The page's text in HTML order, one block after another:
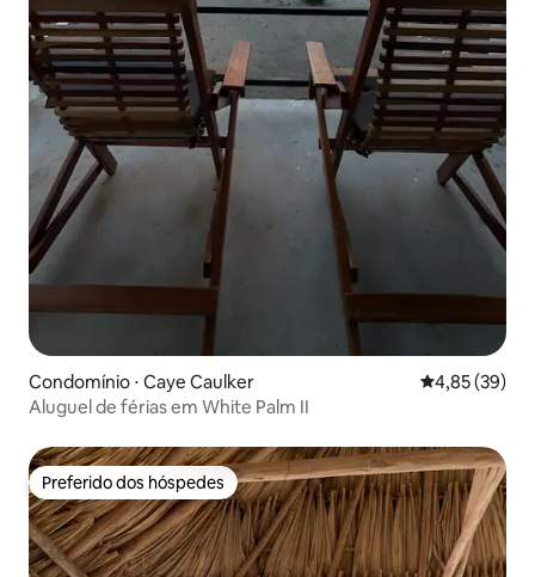
Condomínio ⋅ Caye Caulker 4,85 de uma
4,85 (39)
Aluguel de férias em White Palm II
Preferido dos hóspedes
Preferido dos hóspedes